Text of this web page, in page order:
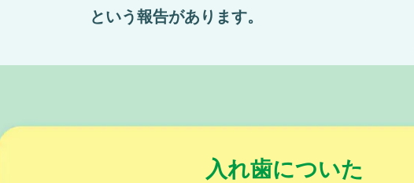
という報告があります。
入れ歯についた